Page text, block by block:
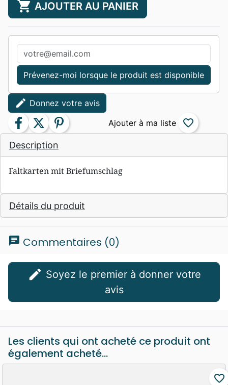
Description
Faltkarten mit Briefumschlag
Détails du produit
shopping_cart AJOUTER AU PANIER
Prévenez-moi lorsque le produit est disponible
edit Donnez votre avis
facebook twitter pinterest favorite_border
chat Commentaires (0)
edit
avis
Les clients qui ont acheté ce produit ont
également acheté...
favorite_border